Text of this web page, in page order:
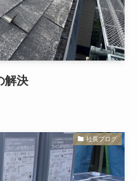
解決
社長ブログ